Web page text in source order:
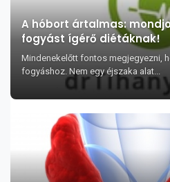
A hóbort ártalmas:
fogyást ígérő diétáknak!
Mindenekelőtt fontos megjegyezni,
fogyáshoz. Nem egy éjszaka alat...